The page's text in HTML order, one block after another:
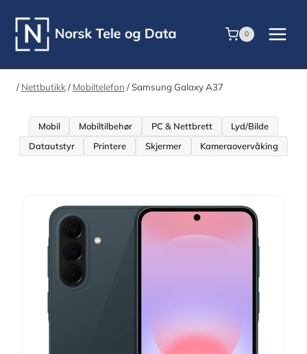
content
0
/ Nettbutikk/ Mobiltelefon /Samsung Galaxy A37
Mobil Mobiltilbehør PC & Nettbrett
Lyd/Bilde
Datautstyr
Printere Skjermer Kameraovervåking